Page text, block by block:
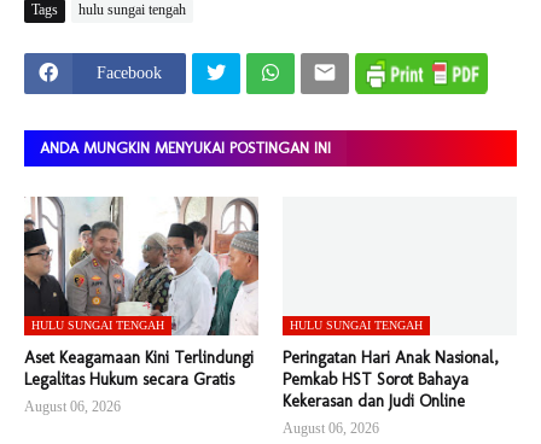
Tags hulu sungai tengah
Facebook
ANDA MUNGKIN MENYUKAI POSTINGAN INI
HULU SUNGAI TENGAH
Aset Keagamaan Kini Terlindungi
Legalitas Hukum secara Gratis
August 06, 2026
HULU SUNGAI TENGAH
Peringatan Hari Anak Nasional,
Pemkab HST Sorot Bahaya
Kekerasan dan Judi Online
August 06, 2026